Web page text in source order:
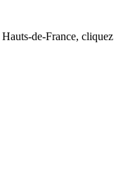
de-France,